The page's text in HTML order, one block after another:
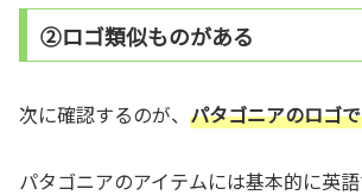
②ロゴ類似ものがある
次に確認するのが、 パタゴニアのロゴ
パタゴニアのアイテムには基本的に英